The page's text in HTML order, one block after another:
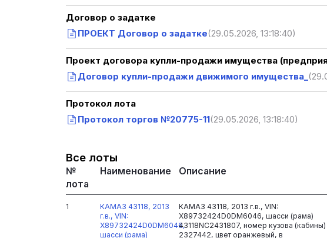
Договор о задатке
ПРОЕКТ Договор о задатке(29.05.2026, 13:18:40)
Проект договора купли-продажи имущества
Договор купли-продажи движимого имущества_
Протокол лота
Протокол торгов №20775-11(29.05.2026, 13:18:40)
Все лоты
№
лота
Наименование Описание
1
КАМАЗ 43118, 2013
г.в., VIN:
X89732424D0DM6046,
шасси (рама)
КАМАЗ 43118, 2013 г.в., VIN:
X89732424D0DM6046, шасси (рама)
43118NC2431807, номер кузова (кабины)
2327442, цвет оранжевый, в